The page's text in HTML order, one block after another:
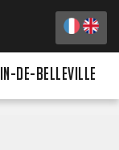
DE-BELLEVILLE